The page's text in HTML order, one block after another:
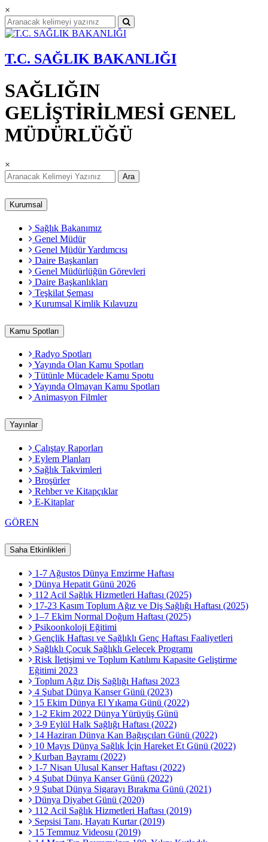
×
T.C. SAĞLIK BAKANLIĞI
SAĞLIĞIN
GELİŞTİRİLMESİ GENEL
MÜDÜRLÜĞÜ
×
Ara
Kurumsal
Sağlık Bakanımız
Genel Müdür
Genel Müdür Yardımcısı
Daire Başkanları
Genel Müdürlüğün Görevleri
Daire Başkanlıkları
Teşkilat Şeması
Kurumsal Kimlik Kılavuzu
Kamu Spotları
Radyo Spotları
Yayında Olan Kamu Spotları
Tütünle Mücadele Kamu Spotu
Yayında Olmayan Kamu Spotları
Animasyon Filmler
Yayınlar
Çalıştay Raporları
Eylem Planları
Sağlık Takvimleri
Broşürler
Rehber ve Kitapçıklar
E-Kitaplar
GÖREN
Saha Etkinlikleri
1-7 Ağustos Dünya Emzirme Haftası
Dünya Hepatit Günü 2026
112 Acil Sağlık Hizmetleri Haftası (2025)
17-23 Kasım Toplum Ağız ve Diş Sağlığı Haftası (2025)
1–7 Ekim Normal Doğum Haftası (2025)
Psikoonkoloji Eğitimi
Gençlik Haftası ve Sağlıklı Genç Haftası Faaliyetleri
Sağlıklı Çocuk Sağlıklı Gelecek Programı
Risk İletişimi ve Toplum Katılımı Kapasite Geliştirme
Eğitimi 2023
Toplum Ağız Diş Sağlığı Haftası 2023
4 Şubat Dünya Kanser Günü (2023)
15 Ekim Dünya El Yıkama Günü (2022)
1-2 Ekim 2022 Dünya Yürüyüş Günü
3-9 Eylül Halk Sağlığı Haftası (2022)
14 Haziran Dünya Kan Bağışçıları Günü (2022)
10 Mayıs Dünya Sağlık İçin Hareket Et Günü (2022)
Kurban Bayramı (2022)
1-7 Nisan Ulusal Kanser Haftası (2022)
4 Şubat Dünya Kanser Günü (2022)
9 Şubat Dünya Sigarayı Bırakma Günü (2021)
Dünya Diyabet Günü (2020)
112 Acil Sağlık Hizmetleri Haftası (2019)
Sepsisi Tanı, Hayatı Kurtar (2019)
15 Temmuz Videosu (2019)